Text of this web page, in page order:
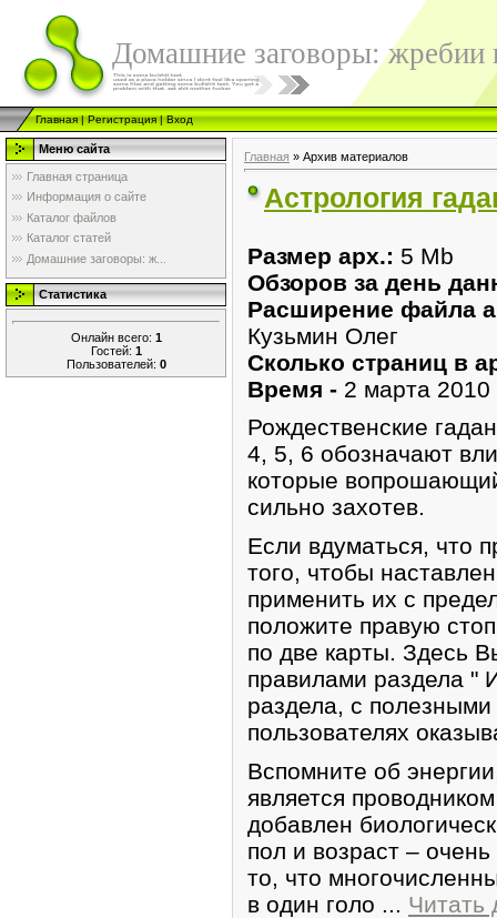
Домашние заговоры: жребии
Главная|Регистрация|Вход
Меню сайта
Главная страница
Информация о сайте
Каталог файлов
Каталог статей
Домашние заговоры: ж...
Статистика
Онлайн всего: 1
Гостей: 1
Пользователей: 0
Главная » Архив материалов
Астрология
Размер арх.: 5 Mb
Обзоров за день
Расширение файла
Кузьмин Олег
Сколько страниц в
Время - 2 марта 2010
Рождественские
4, 5, 6 обозначают
которые
сильно захотев.
Если вдуматься, что
того, чтобы
применить их с
положите правую
по две карты. Здесь
правилами раздела "
раздела, с
пользователях
Вспомните об
является
добавлен
пол и возраст –
то, что
в один голо ... Читать